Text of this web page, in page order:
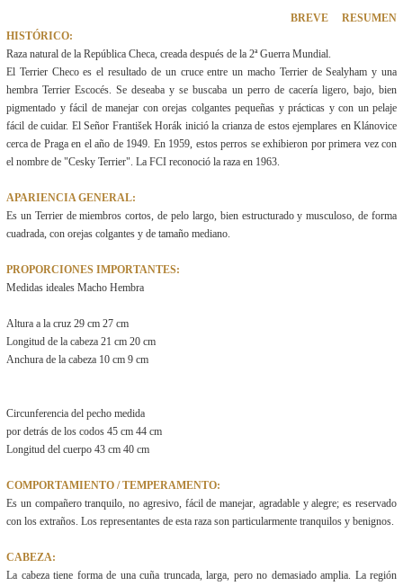
BREVE RESUMEN
HISTÓRICO:
Raza natural de la República Checa, creada después de la 2ª Guerra Mundial.
El Terrier Checo es el resultado de un cruce entre un macho Terrier de Sealyham y una
hembra Terrier Escocés. Se deseaba y se buscaba un perro de cacería ligero, bajo, bien
pigmentado y fácil de manejar con orejas colgantes pequeñas y prácticas y con un pelaje
fácil de cuidar. El Señor František Horák inició la crianza de estos ejemplares en Klánovice
cerca de Praga en el año de 1949. En 1959, estos perros se exhibieron por primera vez con
el nombre de "Cesky Terrier". La FCI reconoció la raza en 1963.
APARIENCIA GENERAL:
Es un Terrier de miembros cortos, de pelo largo, bien estructurado y musculoso, de forma
cuadrada, con orejas colgantes y de tamaño mediano.
PROPORCIONES IMPORTANTES:
Medidas ideales Macho Hembra
Altura a la cruz 29 cm 27 cm
Longitud de la cabeza 21 cm 20 cm
Anchura de la cabeza 10 cm 9 cm
Circunferencia del pecho medida
por detrás de los codos 45 cm 44 cm
Longitud del cuerpo 43 cm 40 cm
COMPORTAMIENTO / TEMPERAMENTO:
Es un compañero tranquilo, no agresivo, fácil de manejar, agradable y alegre; es reservado
con los extraños. Los representantes de esta raza son particularmente tranquilos y benignos.
CABEZA:
La cabeza tiene forma de una cuña truncada, larga, pero no demasiado amplia. La región